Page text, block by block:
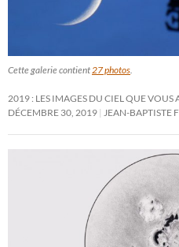
Cette galerie contient 27 photos
2019 : LES IMAGES DU CIEL QUE VOUS
DÉCEMBRE 30, 2019
JEAN-BAPTISTE